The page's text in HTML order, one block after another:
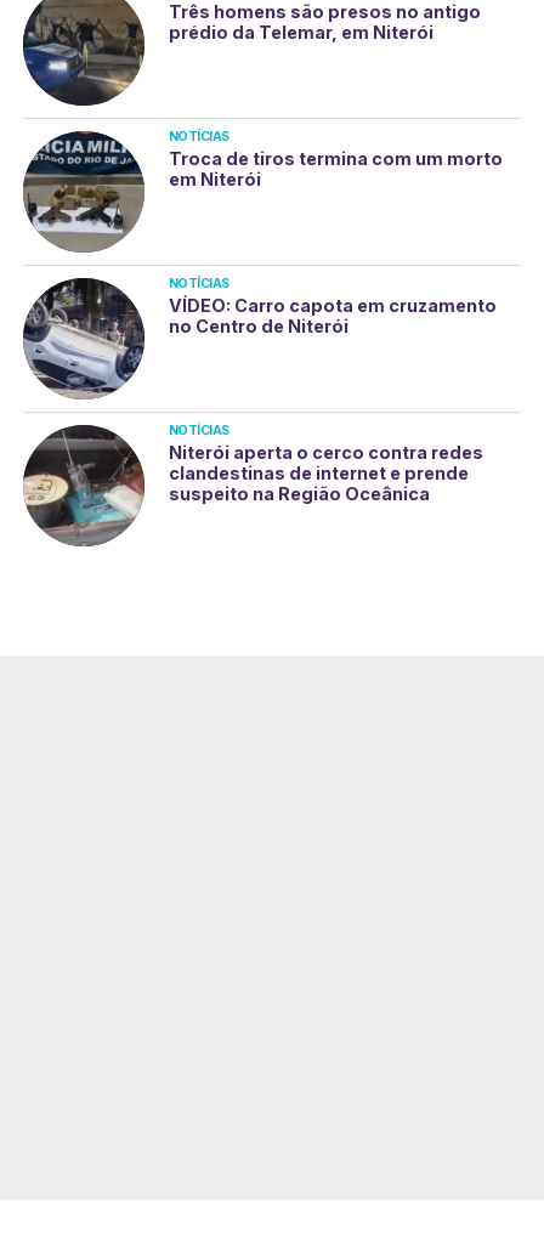
Três homens são presos no antigo
prédio da Telemar, em Niterói
NOTÍCIAS
Troca de tiros termina com um morto
em Niterói
NOTÍCIAS
VÍDEO: Carro capota em cruzamento
no Centro de Niterói
NOTÍCIAS
Niterói aperta o cerco contra redes
clandestinas de internet e prende
suspeito na Região Oceânica